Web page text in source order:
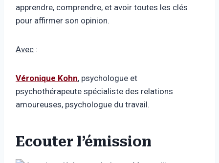
apprendre, comprendre, et avoir toutes les clés
pour affirmer son opinion.
Avec :
Véronique Kohn, psychologue et
psychothérapeute spécialiste des relations
amoureuses, psychologue du travail.
Ecouter l’émission